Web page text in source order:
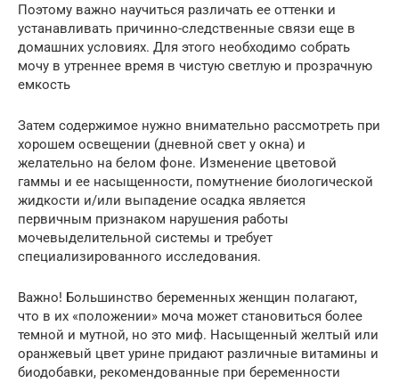
Поэтому важно научиться различать ее оттенки и
устанавливать причинно-следственные связи еще в
домашних условиях. Для этого необходимо собрать
мочу в утреннее время в чистую светлую и прозрачную
емкость
Затем содержимое нужно внимательно рассмотреть при
хорошем освещении (дневной свет у окна) и
желательно на белом фоне. Изменение цветовой
гаммы и ее насыщенности, помутнение биологической
жидкости и/или выпадение осадка является
первичным признаком нарушения работы
мочевыделительной системы и требует
специализированного исследования.
Важно! Большинство беременных женщин полагают,
что в их «положении» моча может становиться более
темной и мутной, но это миф. Насыщенный желтый или
оранжевый цвет урине придают различные витамины и
биодобавки, рекомендованные при беременности